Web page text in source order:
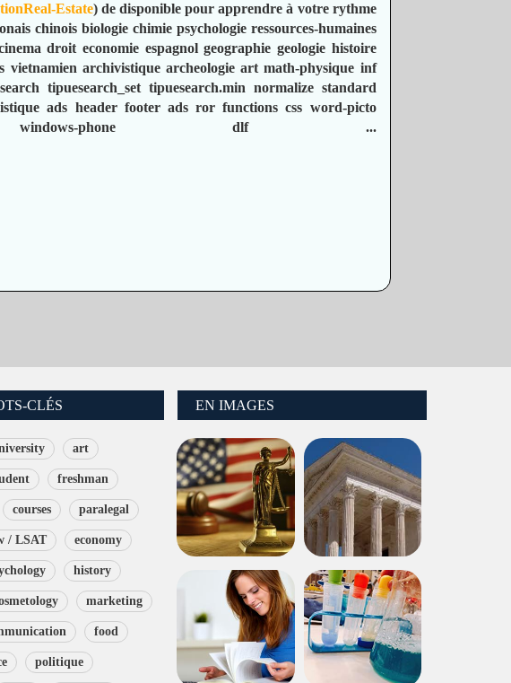
Estate) de disponible pour apprendre à votre rythme
chinois biologie chimie psychologie ressources-humaines
droit economie espagnol geographie geologie histoire
vietnamien archivistique archeologie art math-physique inf
tipuesearch_set tipuesearch.min normalize standard
ads header footer ads ror functions css word-picto
windows-phone dlf...
CLÉS
art
freshman
courses paralegal
/ LSAT economy
history
marketing
food
politique
EN IMAGES